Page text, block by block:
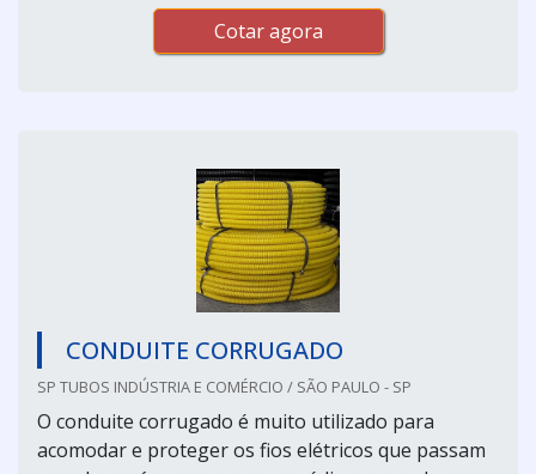
Cotar agora
CONDUITE CORRUGADO
SP TUBOS INDÚSTRIA E COMÉRCIO / SÃO PAULO - SP
O conduite corrugado é muito utilizado para
acomodar e proteger os fios elétricos que passam